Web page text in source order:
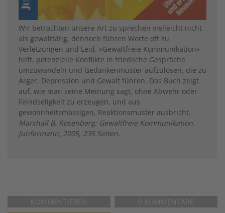
Wir betrachten unsere Art zu sprechen vielleicht nicht
als gewalttätig, dennoch führen Worte oft zu
Verletzungen und Leid. «Gewaltfreie Kommunikation»
hilft, potenzielle Konflikte in friedliche Gespräche
umzuwandeln und Gedankenmuster aufzulösen, die zu
Ärger, Depression und Gewalt führen. Das Buch zeigt
auf, wie man seine Meinung sagt, ohne Abwehr oder
Feindseligkeit zu erzeugen, und aus
gewohnheitsmässigen, Reaktionsmuster ausbricht.
Marshall B. Rosenberg: Gewaltfreie Kommunikation.
Junfermann, 2005, 235 Seiten.
KOMMENTIEREN
0 KOMMENTARE